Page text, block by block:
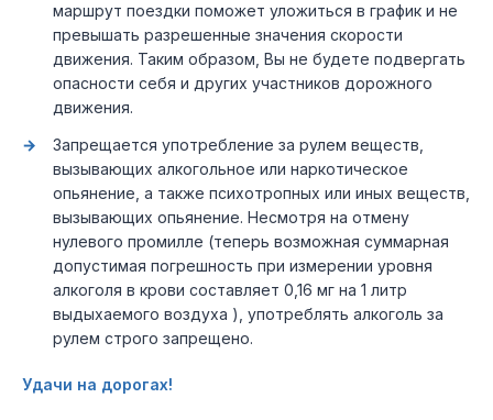
маршрут поездки поможет уложиться в график и не
превышать разрешенные значения скорости
движения. Таким образом, Вы не будете подвергать
опасности себя и других участников дорожного
движения.
Запрещается употребление за рулем веществ,
вызывающих алкогольное или наркотическое
опьянение, а также психотропных или иных веществ,
вызывающих опьянение. Несмотря на отмену
нулевого промилле (теперь возможная суммарная
допустимая погрешность при измерении уровня
алкоголя в крови составляет 0,16 мг на 1 литр
выдыхаемого воздуха ), употреблять алкоголь за
рулем строго запрещено.
Удачи на дорогах!